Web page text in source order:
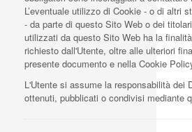
L’eventuale utilizzo di Cookie - o di altri
- da parte di questo Sito Web o dei
utilizzati da questo Sito Web ha la
richiesto dall'Utente, oltre alle ulteriori
presente documento e nella Cookie
L'Utente si assume la responsabilità dei
ottenuti, pubblicati o condivisi mediante